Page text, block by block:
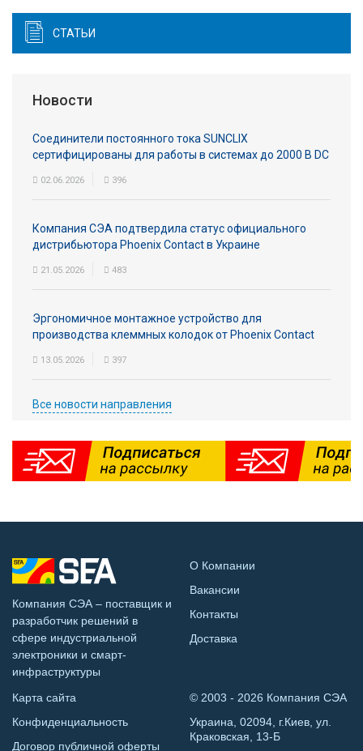
СТАТЬИ
Новости
Соединители постоянного тока SUNCLIX
сертифицированы для работы в системах до 2000 В DC
02.06.2026 396
Компания СЭА подтвердила статус официального
дистрибьютора Phoenix Contact в Украине
21.05.2026 483
Эргономичное монтажное устройство для
производства клеммных колодок от Phoenix Contact
13.05.2026 397
Все новости направления
Компания СЭА – поставщик и
разработчик решений в
сфере индустриальной
электроники и смарт-
инфраструктуры
О Компании
Вакансии
Контакты
Доставка
Карта сайта
Конфиденциальность
Договор публичной оферты
© 2003 - 2026 Компания СЭА
Украина, 02094, г.Киев, ул.
Краковская, 13-Б